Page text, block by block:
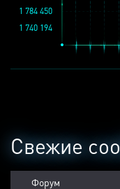
1 784 450
1 740 194
Свежие
Форум